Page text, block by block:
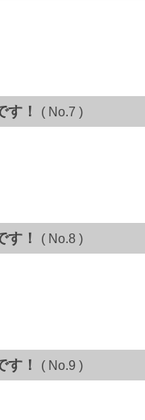
す！
( No.7 )
す！
( No.8 )
す！
( No.9 )